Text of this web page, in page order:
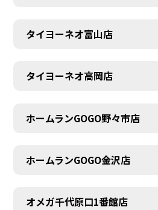
タイヨーネオ富山店
タイヨーネオ高岡店
ホームランGOGO野々市店
ホームランGOGO金沢店
オメガ千代原口1番館店